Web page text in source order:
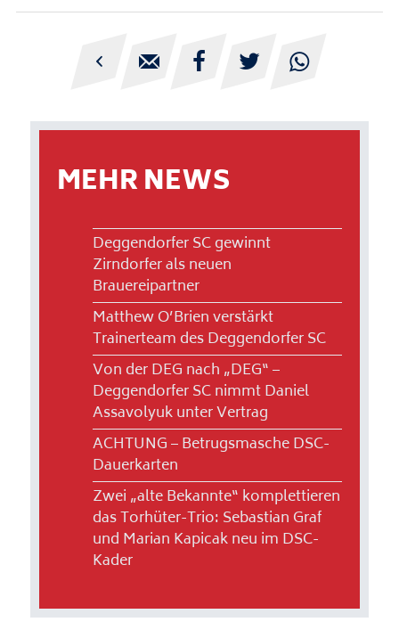
    
MEHR NEWS
Deggendorfer SC gewinnt
Zirndorfer als neuen
Brauereipartner
Matthew O’Brien verstärkt
Trainerteam des Deggendorfer SC
Von der DEG nach „DEG“ –
Deggendorfer SC nimmt Daniel
Assavolyuk unter Vertrag
ACHTUNG – Betrugsmasche DSC-
Dauerkarten
Zwei „alte Bekannte“ komplettieren
das Torhüter-Trio: Sebastian Graf
und Marian Kapicak neu im DSC-
Kader